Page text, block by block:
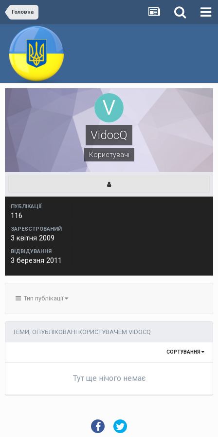
Головна
VidocQ
Користувачі
ПУБЛІКАЦІЇ
116
ЗАРЕЄСТРОВАНИЙ
3 квітня 2009
ВІДВІДУВАННЯ
3 березня 2011
Тип публікації
ТЕМИ, ОПУБЛІКОВАНІ КОРИСТУВАЧЕМ VIDOCQ
СОРТУВАННЯ
Тут ще нічого немає